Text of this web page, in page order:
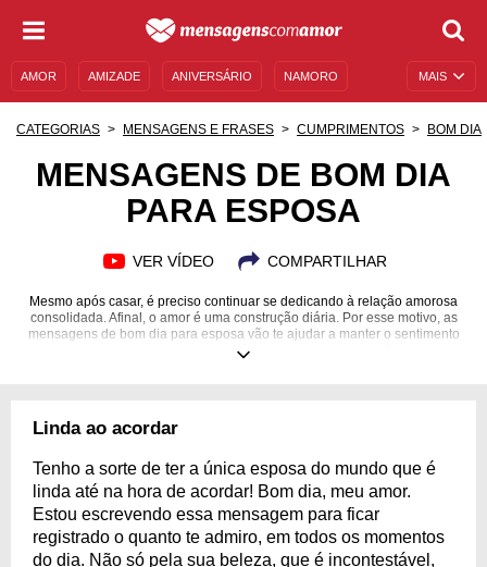
MAIS
AMOR AMIZADE ANIVERSÁRIO NAMORO
MENSAGENS E FRASES MENSAGENS DE ANIVERSÁRIO
CATEGORIAS MENSAGENS E FRASES CUMPRIMENTOS BOM DIA
MENSAGENS DE BOM DIA
PARA ESPOSA
VER VÍDEO COMPARTILHAR
Mesmo após casar, é preciso continuar se dedicando à relação amorosa
consolidada. Afinal, o amor é uma construção diária. Por esse motivo, as
mensagens de bom dia para esposa vão te ajudar a manter o sentimento
vivo, sendo um gesto simples, simbólico e muito carinhoso. Conquiste-a
Linda ao acordar
Tenho a sorte de ter a única esposa do mundo que é
linda até na hora de acordar! Bom dia, meu amor.
Estou escrevendo essa mensagem para ficar
registrado o quanto te admiro, em todos os momentos
do dia. Não só pela sua beleza, que é incontestável,